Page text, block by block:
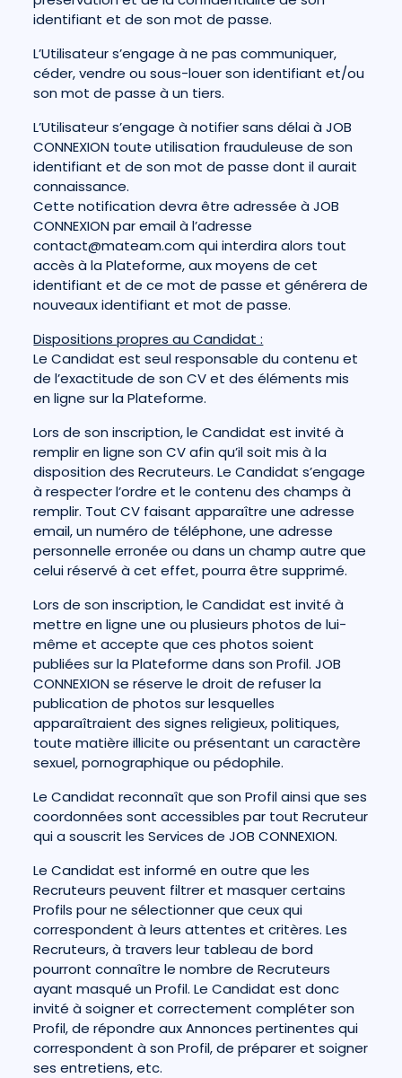
identifiant et de son mot de passe.
L’Utilisateur s’engage à ne pas communiquer,
céder, vendre ou sous-louer son identifiant et/ou
son mot de passe à un tiers.
L’Utilisateur s’engage à notifier sans délai à JOB
CONNEXION toute utilisation frauduleuse de son
identifiant et de son mot de passe dont il aurait
connaissance.
Cette notification devra être adressée à JOB
CONNEXION par email à l’adresse
contact@mateam.com qui interdira alors tout
accès à la Plateforme, aux moyens de cet
identifiant et de ce mot de passe et générera de
nouveaux identifiant et mot de passe.
Dispositions propres au Candidat :
Le Candidat est seul responsable du contenu et
de l’exactitude de son CV et des éléments mis
en ligne sur la Plateforme.
Lors de son inscription, le Candidat est invité à
remplir en ligne son CV afin qu’il soit mis à la
disposition des Recruteurs. Le Candidat s’engage
à respecter l’ordre et le contenu des champs à
remplir. Tout CV faisant apparaître une adresse
email, un numéro de téléphone, une adresse
personnelle erronée ou dans un champ autre que
celui réservé à cet effet, pourra être supprimé.
Lors de son inscription, le Candidat est invité à
mettre en ligne une ou plusieurs photos de lui-
même et accepte que ces photos soient
publiées sur la Plateforme dans son Profil. JOB
CONNEXION se réserve le droit de refuser la
publication de photos sur lesquelles
apparaîtraient des signes religieux, politiques,
toute matière illicite ou présentant un caractère
sexuel, pornographique ou pédophile.
Le Candidat reconnaît que son Profil ainsi que ses
coordonnées sont accessibles par tout Recruteur
qui a souscrit les Services de JOB CONNEXION.
Le Candidat est informé en outre que les
Recruteurs peuvent filtrer et masquer certains
Profils pour ne sélectionner que ceux qui
correspondent à leurs attentes et critères. Les
Recruteurs, à travers leur tableau de bord
pourront connaître le nombre de Recruteurs
ayant masqué un Profil. Le Candidat est donc
invité à soigner et correctement compléter son
Profil, de répondre aux Annonces pertinentes qui
correspondent à son Profil, de préparer et soigner
ses entretiens, etc.